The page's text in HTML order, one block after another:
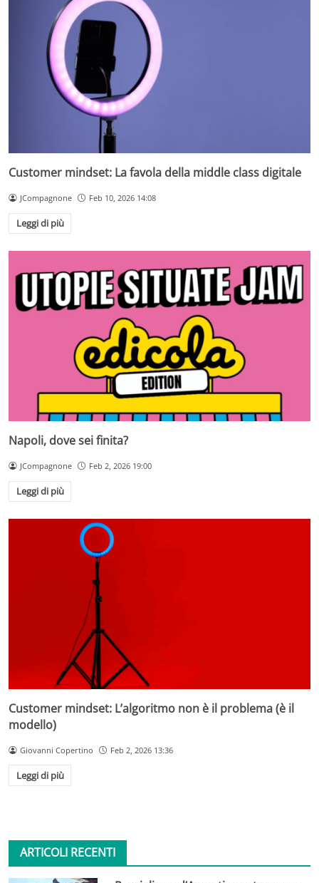
Customer mindset: La favola della middle class digitale
JCompagnone Feb 10, 2026 14:08
Leggi di più
Napoli, dove sei finita?
JCompagnone Feb 2, 2026 19:00
Leggi di più
Customer mindset: L’algoritmo non è il problema (è il
modello)
Giovanni Copertino Feb 2, 2026 13:36
Leggi di più
ARTICOLI RECENTI